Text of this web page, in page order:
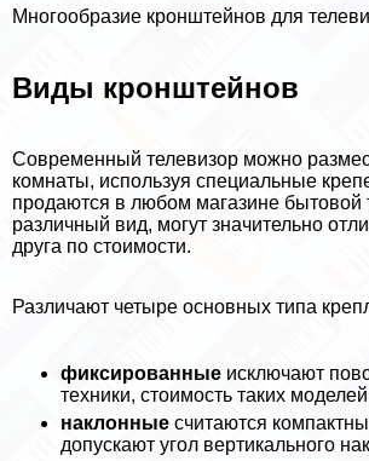
Многообразие кронштейнов для
Виды кронштейнов
Современный телевизор можно
комнаты, используя специальные
продаются в любом магазине бытовой
различный вид, могут значительно
друга по стоимости.
Различают четыре основных типа
фиксированные исключают
техники, стоимость таких
наклонные считаются
допускают угол вертикального